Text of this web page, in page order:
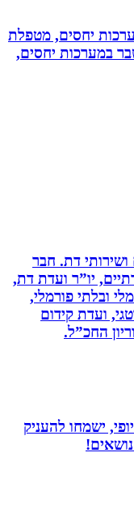
יחסים, מטפלת
במערכות יחסים,
דת. חבר
יו”ר ועדת דת,
ובלתי פורמלי,
ועדת קידום
החכ”ל.
ישמחו להעניק